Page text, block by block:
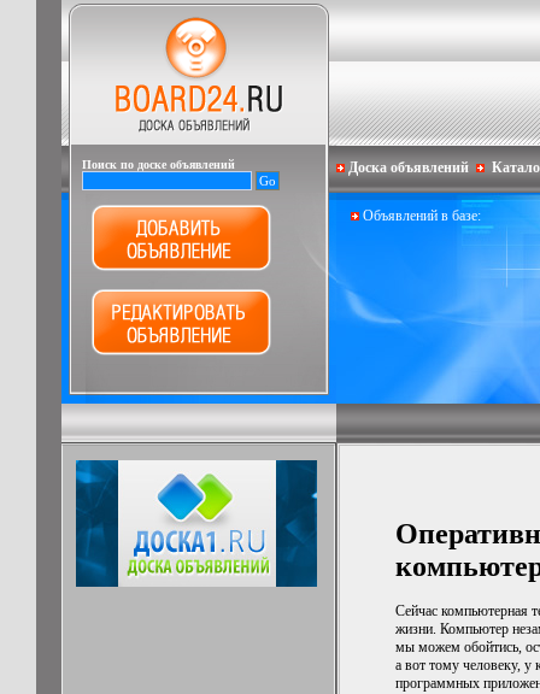
Поиск по доске объявлений Доска объявлений
Объявлений в базе:
Сейчас компьютерная
жизни. Компьютер
мы можем обойтись,
а вот тому человеку, у
программных